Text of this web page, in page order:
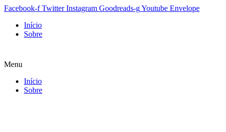
Facebook-f Twitter Instagram Goodreads-gYoutube Envelope
Início
Sobre
Menu
Início
Sobre